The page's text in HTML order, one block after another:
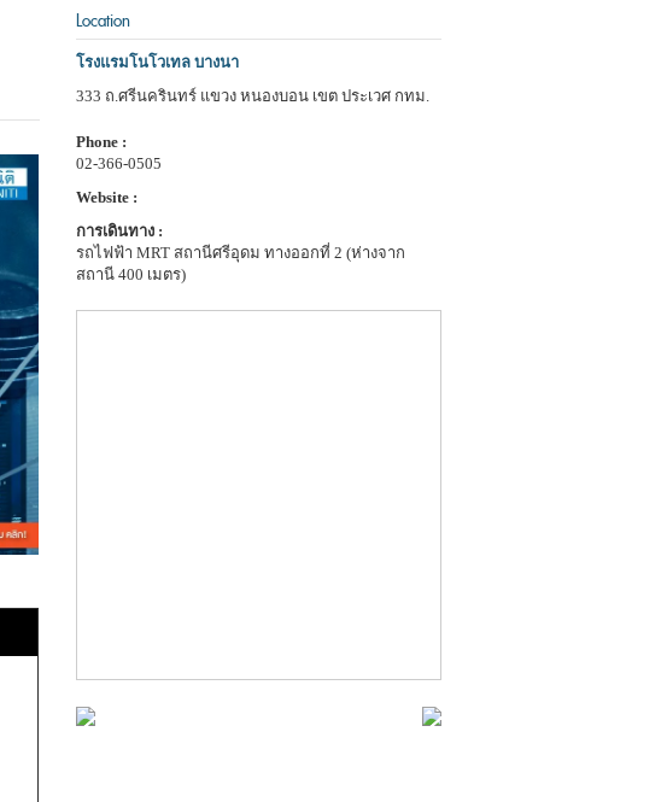
Location
โรงแรมโนโวเทล บางนา
333 ถ.ศรีนครินทร์ แขวง หนองบอน เขต ประเวศ กทม.
Phone :
02-366-0505
Website :
การเดินทาง :
รถไฟฟ้า MRT สถานีศรีอุดม ทางออกที่ 2 (ห่างจาก
สถานี 400 เมตร)